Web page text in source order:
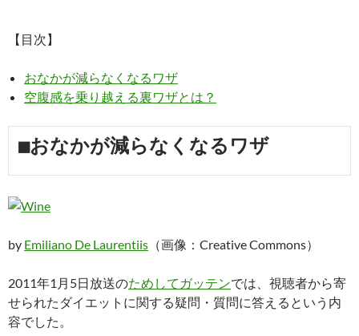
【目次】
おなかが減らなくなるワザ
空腹感を乗り越える裏ワザとは？
■おなかが減らなくなるワザ
by Emiliano De Laurentiis （画像：Creative Commons）
2011年1月5日放送のためしてガッテンでは、視聴者から寄
せられたダイエットに関する疑問・質問に答えるという内
容でした。